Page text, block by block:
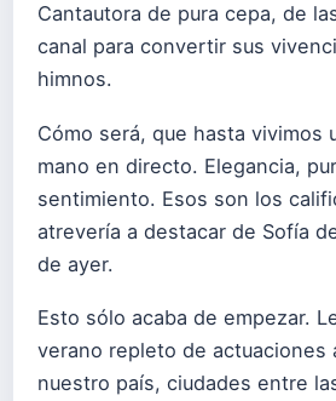
Cantautora de pura cepa, de
canal para convertir sus
himnos.
Cómo será, que hasta vivimos
mano en directo. Elegancia,
sentimiento. Esos son los
atrevería a destacar de Sofía
de ayer.
Esto sólo acaba de empezar.
verano repleto de actuaciones
nuestro país, ciudades entre